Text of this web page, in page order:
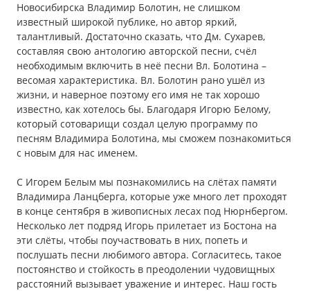
Новосибирска Владимир Болотин, не слишком
известный широкой публике, но автор яркий,
талантливый. Достаточно сказать, что Дм. Сухарев,
составляя свою антологию авторской песни, счёл
необходимым включить в неё песни Вл. Болотина –
весомая характеристика. Вл. Болотин рано ушёл из
жизни, и наверное поэтому его имя не так хорошо
известно, как хотелось бы. Благодаря Игорю Белому,
который сотоварищи создал целую программу по
песням Владимира Болотина, мы сможем познакомиться
с новым для нас именем.
С Игорем Белым мы познакомились на слётах памяти
Владимира Ланцберга, которые уже много лет проходят
в конце сентября в живописных лесах под Нюрнбергом.
Несколько лет подряд Игорь прилетает из Бостона на
эти слёты, чтобы поучаствовать в них, попеть и
послушать песни любимого автора. Согласитесь, такое
постоянство и стойкость в преодолении чудовищных
расстояний вызывает уважение и интерес. Наш гость